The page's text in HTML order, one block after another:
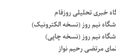
خبری تحلیلی روزفام
نیم روز (نسخه الکترونیک)
نیم روز (نسخه چاپی)
مرتضی رحیم نواز